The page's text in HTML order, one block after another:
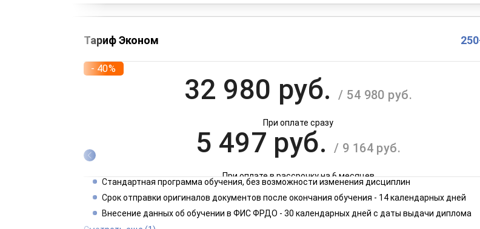
Тариф Эконом
- 40%
32 980 руб./ 54 980 руб.
При оплате сразу
5 497 руб. / 9 164 руб.
При оплате в рассрочку на 6 месяцев
2 749 руб./ 4 582 руб.
Стандартная программа обучения, без возможности изменения дисциплин
Срок отправки оригиналов документов после окончания обучения - 14 календарных дней
Внесение данных об обучении в ФИС ФРДО - 30 календарных дней с даты выдачи диплома